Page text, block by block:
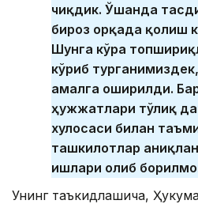
чиқдик. Ўшанда
бироз орқада қолиш
Шунга кўра
кўриб
амалга оширилди.
ҳужжатлари тўлиқ
хулосаси билан
ташкилотлар
ишлари олиб
Унинг таъкидлашича,